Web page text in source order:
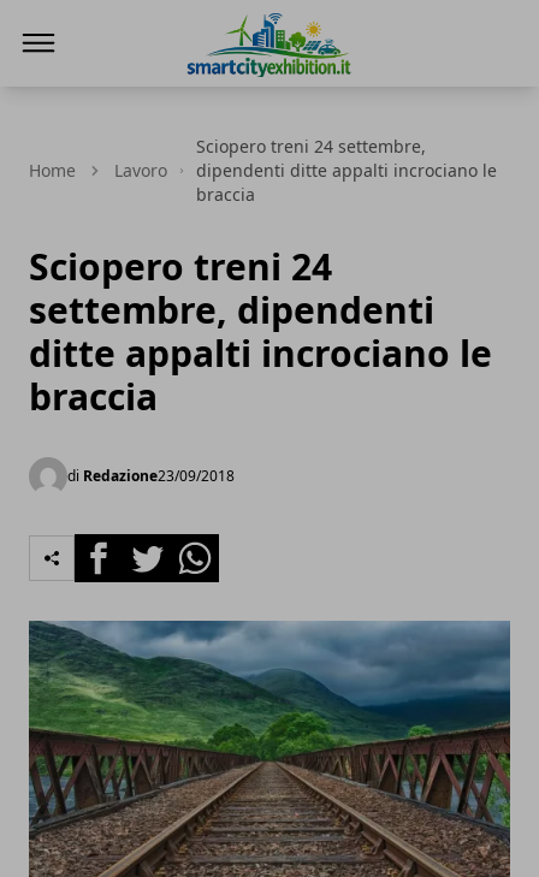
Home Lavoro
Sciopero treni 24 settembre,
dipendenti ditte appalti incrociano le
braccia
Sciopero treni 24
settembre, dipendenti
ditte appalti incrociano le
braccia
di Redazione23/09/2018
FacebookTwitterWhatsapp